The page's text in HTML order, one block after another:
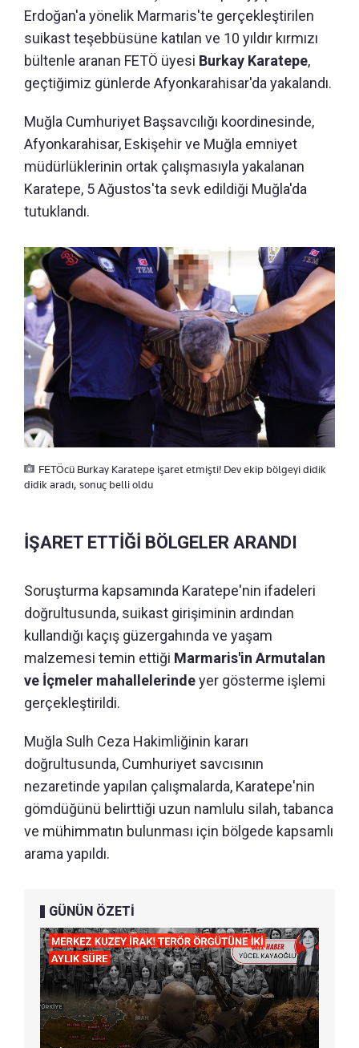
Erdoğan'a yönelik Marmaris'te gerçekleştirilen
suikast teşebbüsüne katılan ve 10 yıldır kırmızı
bültenle aranan FETÖ üyesi Burkay Karatepe,
geçtiğimiz günlerde Afyonkarahisar'da yakalandı.
Muğla Cumhuriyet Başsavcılığı koordinesinde,
Afyonkarahisar, Eskişehir ve Muğla emniyet
müdürlüklerinin ortak çalışmasıyla yakalanan
Karatepe, 5 Ağustos'ta sevk edildiği Muğla'da
tutuklandı.
FETÖcü Burkay Karatepe işaret etmişti! Dev ekip bölgeyi didik
didik aradı, sonuç belli oldu
İŞARET ETTİĞİ BÖLGELER ARANDI
Soruşturma kapsamında Karatepe'nin ifadeleri
doğrultusunda, suikast girişiminin ardından
kullandığı kaçış güzergahında ve yaşam
malzemesi temin ettiği Marmaris'in Armutalan
ve İçmeler mahallelerindeyer gösterme işlemi
gerçekleştirildi.
Muğla Sulh Ceza Hakimliğinin kararı
doğrultusunda, Cumhuriyet savcısının
nezaretinde yapılan çalışmalarda, Karatepe'nin
gömdüğünü belirttiği uzun namlulu silah, tabanca
ve mühimmatın bulunması için bölgede kapsamlı
arama yapıldı.
GÜNÜN ÖZETİ